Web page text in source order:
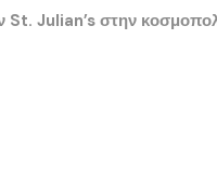
St. Julian’s στην